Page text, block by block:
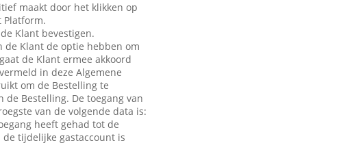
maakt door het klikken op
Platform.
Klant bevestigen.
de Klant de optie hebben om
de Klant ermee akkoord
in deze Algemene
om de Bestelling te
Bestelling. De toegang van
van de volgende data is:
heeft gehad tot de
tijdelijke gastaccount is